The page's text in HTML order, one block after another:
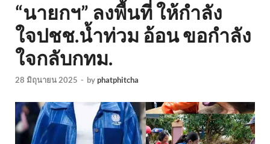
“นายกฯ” ลงพื้นที่ ให้กำลัง
ใจปชช.น้ำท่วม อ้อน ขอกำลัง
ใจกลับกทม.
28 มิถุนายน 2025 - byphatphitcha